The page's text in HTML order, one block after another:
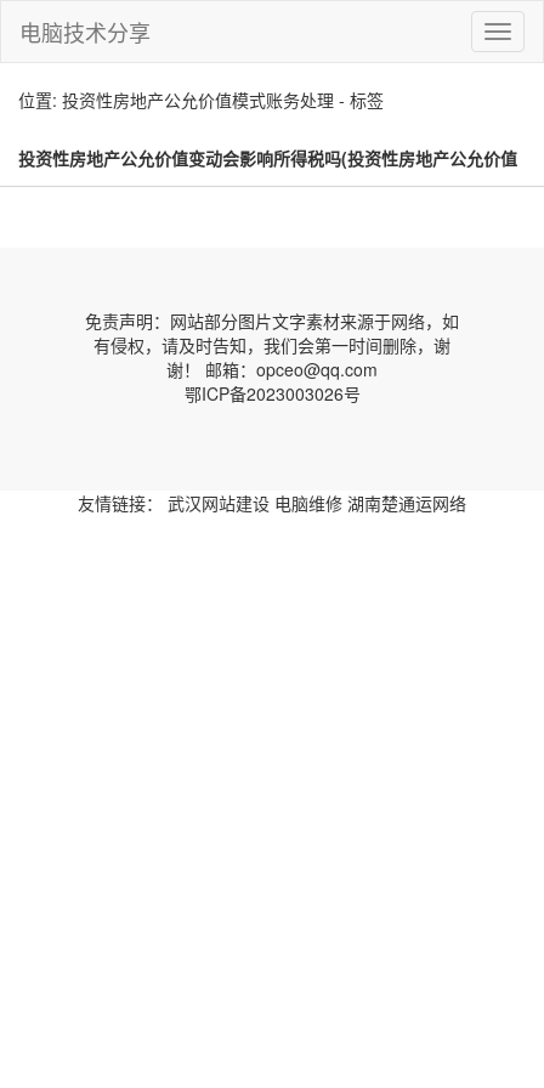
切
换
电脑技术分享
位置: 投资性房地产公允价值模式账务处理 - 标签
投资性房地产公允价值变动会影响所得税吗(投资性房地产公允价值
模式账务处理)
免责声明：网站部分图片文字素材来源于网络，如
有侵权，请及时告知，我们会第一时间删除，谢
谢！ 邮箱：opceo@qq.com
鄂ICP备2023003026号
友情链接： 武汉网站建设 电脑维修 湖南楚通运网络